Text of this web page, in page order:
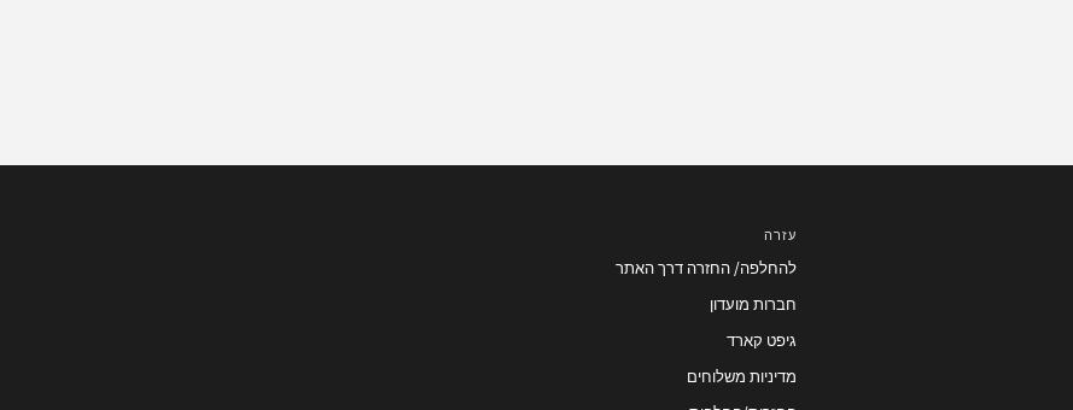
עזרה
להחלפה/ החזרה דרך האתר
חברות מועדון
גיפט קארד
מדיניות משלוחים